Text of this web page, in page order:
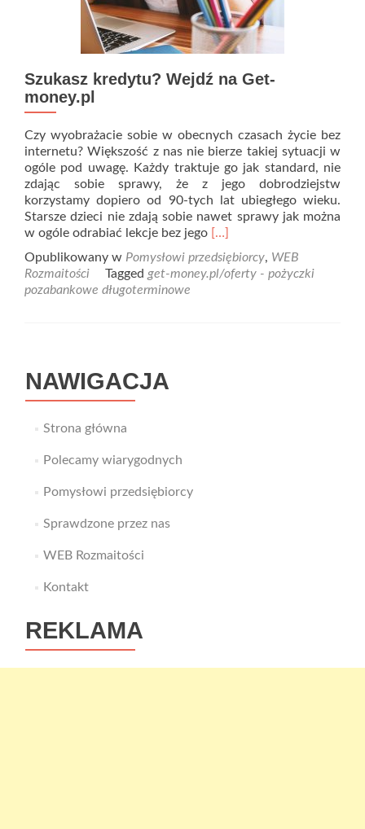
Szukasz kredytu? Wejdź na Get-
money.pl
Czy wyobrażacie sobie w obecnych czasach życie bez
internetu? Większość z nas nie bierze takiej sytuacji w
ogóle pod uwagę. Każdy traktuje go jak standard, nie
zdając sobie sprawy, że z jego dobrodziejstw
korzystamy dopiero od 90-tych lat ubiegłego wieku.
Starsze dzieci nie zdają sobie nawet sprawy jak można
w ogóle odrabiać lekcje bez jego Read
about
Szukasz
[…]
Opublikowany w Pomysłowi przedsiębiorcy, WEB
Rozmaitości
Tagged get-money.pl/oferty - pożyczki
pozabankowe długoterminowe
NAWIGACJA
Strona główna
Polecamy wiarygodnych
Pomysłowi przedsiębiorcy
Sprawdzone przez nas
WEB Rozmaitości
Kontakt
REKLAMA